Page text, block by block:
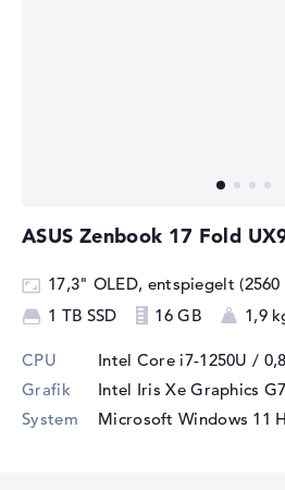
ASUS Zenbook 17 Fold
17,3" OLED, entspiegelt (2560
1 TB SSD
16 GB 1,9
CPU Intel Core i7-1250U /
Grafik
Intel Iris Xe Graphics
System
Microsoft Windows 11